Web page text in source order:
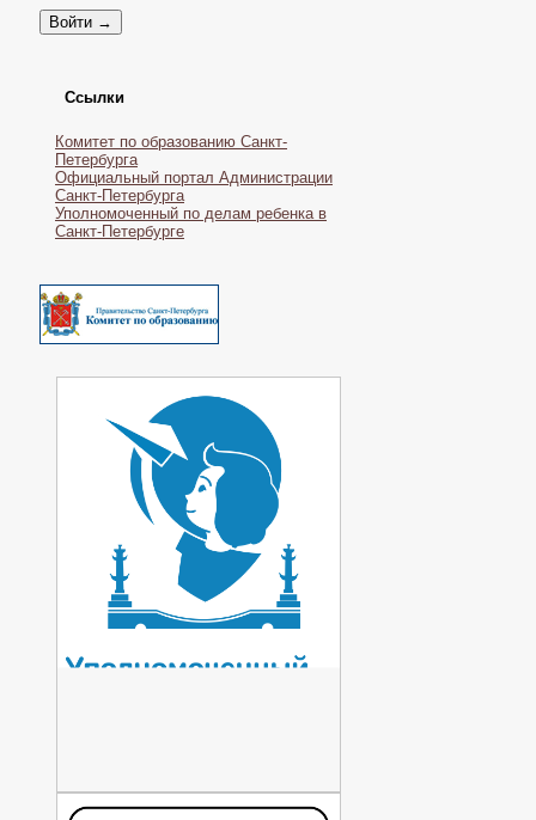
Ссылки
Комитет по образованию Санкт-
Петербурга
Официальный портал Администрации
Санкт-Петербурга
Уполномоченный по делам ребенка в
Санкт-Петербурге